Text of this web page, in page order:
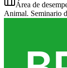
Área de
Animal. Seminario